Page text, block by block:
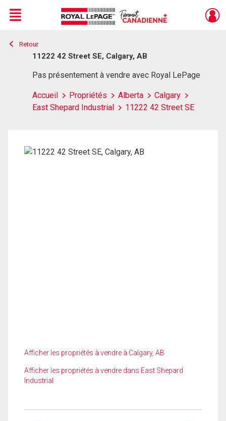
Live
En Direct
Menu
Retour
11222 42 Street SE, Calgary, AB
Pas présentement à vendre avec Royal LePage
Accueil Propriétés Alberta
Calgary
East Shepard Industrial
11222 42 Street SE
Afficher les propriétés à vendre à Calgary, AB
Afficher les propriétés à vendre dans East Shepard
Industrial